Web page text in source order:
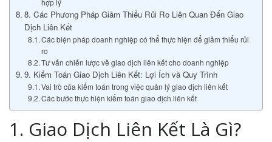
hợp lý
8. Các Phương Pháp Giảm Thiểu Rủi Ro Liên Quan Đến Giao
Dịch Liên Kết
Các biện pháp doanh nghiệp có thể thực hiện để giảm thiểu rủi
ro
Tư vấn chiến lược về giao dịch liên kết cho doanh nghiệp
9. Kiểm Toán Giao Dịch Liên Kết: Lợi Ích và Quy Trình
Vai trò của kiểm toán trong việc quản lý giao dịch liên kết
Các bước thực hiện kiểm toán giao dịch liên kết
1. Giao Dịch Liên Kết Là Gì?